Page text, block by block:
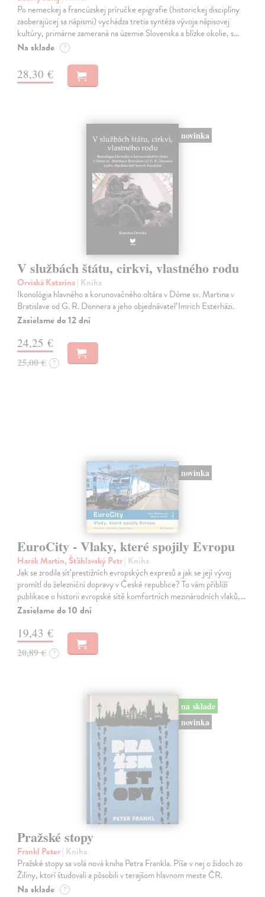
Po nemeckej a francúzskej príručke epigrafie (historickej disciplíny
zaoberajúcej sa nápismi) vychádza tretia syntéza vývoja nápisovej
kultúry, primárne zameraná na územie Slovenska a blízke okolie, s…
Na sklade ?
28,30 €
novinka
V službách štátu, cirkvi, vlastného rodu
Orviská Katarína| Kniha
Ikonológia hlavného a korunovačného oltára v Dóme sv. Martina v
Bratislave od G. R. Donnera a jeho objednávateľ Imrich Esterházi.
Zasielame do 12 dní
24,25 €
25,00 € ?
novinka
EuroCity - Vlaky, které spojily Evropu
Harák Martin, Šťáhlavský Petr| Kniha
Jak se zrodila síť prestižních evropských expresů a jak se její vývoj
promítl do železniční dopravy v České republice? To vám přiblíží
publikace o historii evropské sítě komfortních mezinárodních vlaků,…
Zasielame do 10 dní
19,43 €
20,89 € ?
na sklade
novinka
Pražské stopy
Frankl Peter| Kniha
Pražské stopy sa volá nová kniha Petra Frankla. Píše v nej o židoch zo
Žiliny, ktorí študovali a pôsobili v terajšom hlavnom meste ČR.
Na sklade ?